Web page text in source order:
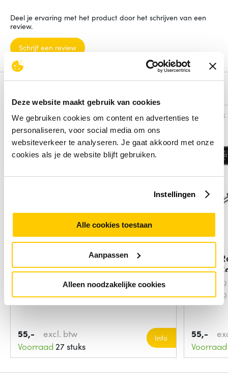
Deze website maakt gebruik van cookies
We gebruiken cookies om content en advertenties te
personaliseren, voor social media om ons
websiteverkeer te analyseren. Je gaat akkoord met onze
cookies als je de website blijft gebruiken.
Instellingen
Alle cookies toestaan
Aanpassen
Alleen noodzakelijke cookies
Deel je ervaring met het product door het schrijven van een
review.
Schrijf een review
Vergelijk
Belkin AV10172BT03-BLK audio
kabel 0,9 m
0.9 Meters
Aansluiting 2:3.5mm
55,-
excl. btw
Voorraad 27 stuks
Info
Vergelijk
Belkin
Audio
55,-
Voorraad